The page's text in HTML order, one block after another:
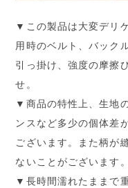
▼この製品は大変デリ
用時のベルト、バック
引っ掛け、強度の摩擦
せ。
▼商品の特性上、生地
ンスなど多少の個体差
ございます。また柄が
ないことがございます。
▼長時間濡れたままで